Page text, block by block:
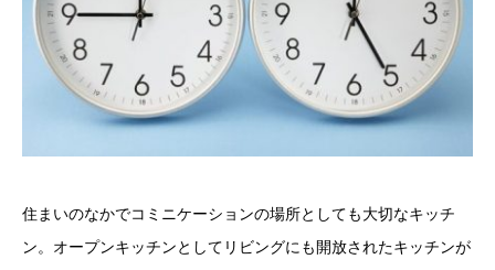
住まいのなかでコミニケーションの場所としても大切なキッチ
ン。オープンキッチンとしてリビングにも開放されたキッチンが